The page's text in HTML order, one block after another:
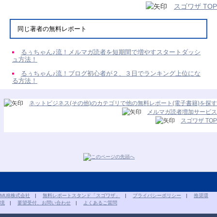
スゴワザ TOP
同じ著者の無料レポート
るぅちゃん♪流！メルマガ読者を短期間で増やすスタートダッシ
ュ方法！
るぅちゃん♪流！ブログ初心者が２、３日でランキング上位にな
る方法！
ネットビジネス(その他)のカテゴリで他の無料レポート(電子書籍)を探す
メルマガ読者増加サービス
スゴワザ TOP
MUB株式会社 | 無料レポートスタンド「スゴワザ」 | プライバシーポリシー | 推奨環
境 | 要望受付、お問い合わせ | よくあるご質問